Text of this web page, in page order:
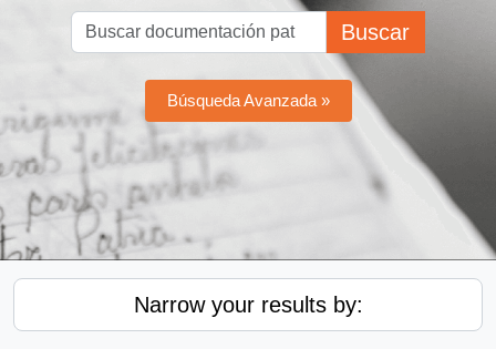
Buscar
Búsqueda Avanzada »
Narrow your results by: